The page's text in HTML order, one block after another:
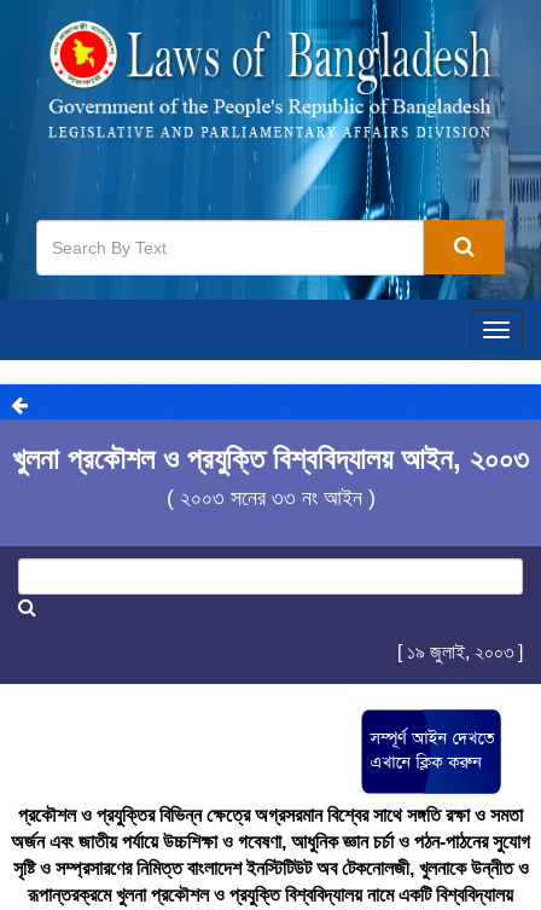
খুলনা প্রকৌশল ও প্রযুক্তি বিশ্ববিদ্যালয় আইন, ২০০৩
( ২০০৩ সনের ৩৩ নং আইন )
[ ১৯ জুলাই, ২০০৩ ]
প্রকৌশল ও প্রযুক্তির বিভিন্ন ক্ষেত্রে অগ্রসরমান বিশ্বের সাথে সঙ্গতি রক্ষা ও সমতা
অর্জন এবং জাতীয় পর্যায়ে উচ্চশিক্ষা ও গবেষণা, আধুনিক জ্ঞান চর্চা ও পঠন-পাঠনের সুযোগ
সৃষ্টি ও সম্প্রসারণের নিমিত্ত বাংলাদেশ ইনস্টিটিউট অব টেকনোলজী, খুলনাকে উন্নীত ও
রূপান্তরক্রমে খুলনা প্রকৌশল ও প্রযুক্তি বিশ্ববিদ্যালয় নামে একটি বিশ্ববিদ্যালয়